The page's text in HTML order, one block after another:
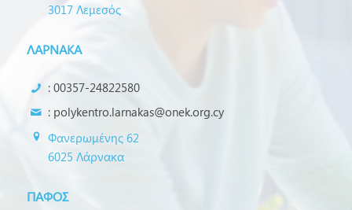
3017 Λεμεσός
ΛΑΡΝΑΚΑ
: 00357-24822580
: polykentro.larnakas@onek.org.cy
Φανερωμένης 62
6025 Λάρνακα
ΠΑΦΟΣ